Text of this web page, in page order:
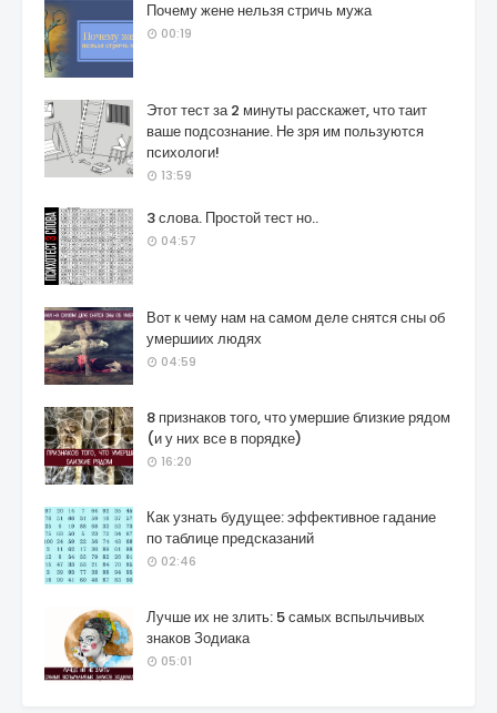
Почему жене нельзя стричь мужа
00:19
Этот тест за 2 минуты расскажет, что таит
ваше подсознание. Не зря им пользуются
психологи!
13:59
3 слова. Простой тест но..
04:57
Вот к чему нам на самом деле снятся сны об
умершиих людях
04:59
8 признаков того, что умершие близкие рядом
(и у них все в порядке)
16:20
Как узнать будущее: эффективное гадание
по таблице предсказаний
02:46
Лучше их не злить: 5 самых вспыльчивых
знаков Зодиака
05:01